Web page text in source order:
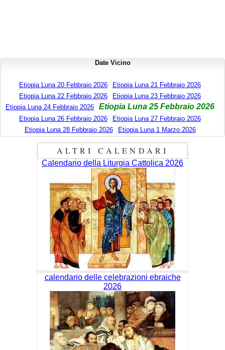
Date Vicino
Etiopia Luna 20 Febbraio 2026
Etiopia Luna 21 Febbraio 2026
Etiopia Luna 22 Febbraio 2026
Etiopia Luna 23 Febbraio 2026
Etiopia Luna 24 Febbraio 2026
Etiopia Luna 25 Febbraio 2026
Etiopia Luna 26 Febbraio 2026
Etiopia Luna 27 Febbraio 2026
Etiopia Luna 28 Febbraio 2026
Etiopia Luna 1 Marzo 2026
ALTRI CALENDARI
Calendario della Liturgia Cattolica 2026
calendario delle celebrazioni ebraiche
2026